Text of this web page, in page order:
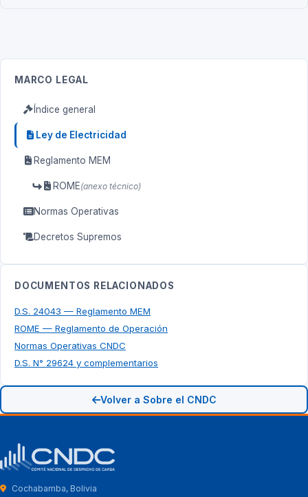
MARCO LEGAL
Índice general
Ley de Electricidad
Reglamento MEM
ROME(anexo técnico)
Normas Operativas
Decretos Supremos
DOCUMENTOS RELACIONADOS
D.S. 24043 — Reglamento MEM
ROME — Reglamento de Operación
Normas Operativas CNDC
D.S. N° 29624 y complementarios
Volver a Sobre el CNDC
Cochabamba, Bolivia